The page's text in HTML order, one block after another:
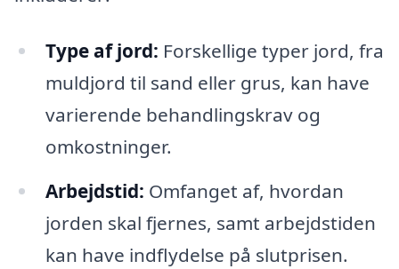
Type af jord: Forskellige typer jord, fra
muldjord til sand eller grus, kan have
varierende behandlingskrav og
omkostninger.
Arbejdstid: Omfanget af, hvordan
jorden skal fjernes, samt arbejdstiden
kan have indflydelse på slutprisen.